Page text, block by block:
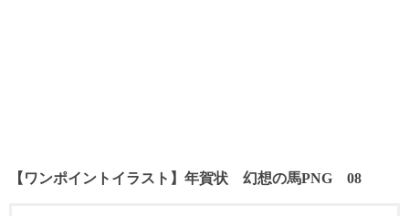
【ワンポイントイラスト】年賀状 幻想の馬PNG 08